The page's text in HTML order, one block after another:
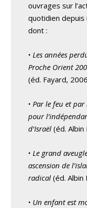
ouvrages sur
quotidien depuis
dont :
•Les années
Proche Orient
(éd. Fayard,
•Par le feu et
pour
d’Israël (éd. Albin
•Le grand
ascension de
radical (éd. Albin
• Un enfant est